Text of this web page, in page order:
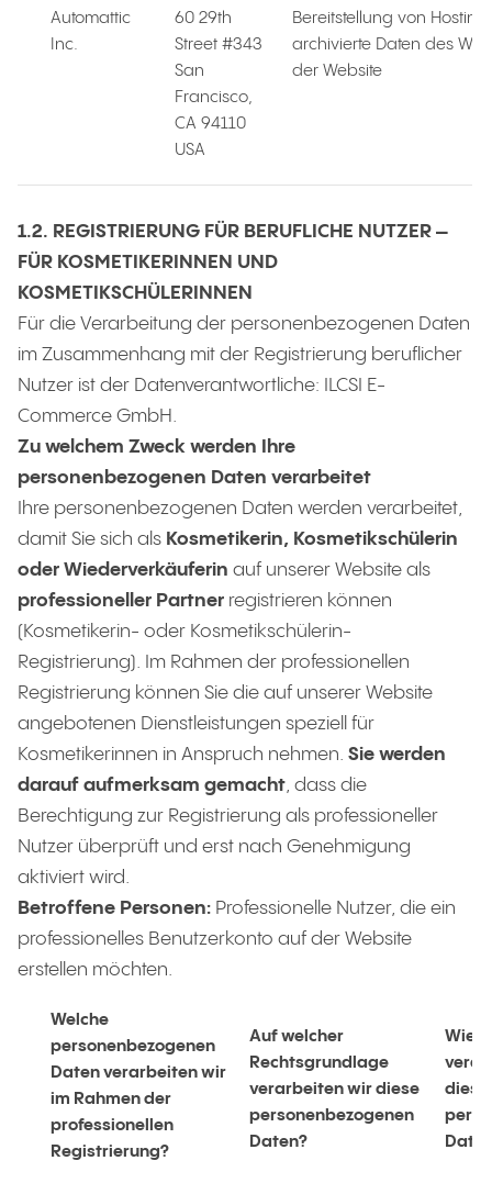
Automattic
Inc.
60 29th
Street #343
San
Francisco,
CA 94110
USA
Bereitstellung von
archivierte Daten des
der Website
1.2. REGISTRIERUNG FÜR BERUFLICHE NUTZER –
FÜR KOSMETIKERINNEN UND
KOSMETIKSCHÜLERINNEN
Für die Verarbeitung der personenbezogenen Daten
im Zusammenhang mit der Registrierung beruflicher
Nutzer ist der Datenverantwortliche: ILCSI E-
Commerce GmbH.
Zu welchem Zweck werden Ihre
personenbezogenen Daten verarbeitet
Ihre personenbezogenen Daten werden verarbeitet,
damit Sie sich als Kosmetikerin, Kosmetikschülerin
oder Wiederverkäuferin auf unserer Website als
professioneller Partner registrieren können
(Kosmetikerin- oder Kosmetikschülerin-
Registrierung). Im Rahmen der professionellen
Registrierung können Sie die auf unserer Website
angebotenen Dienstleistungen speziell für
Kosmetikerinnen in Anspruch nehmen. Sie werden
darauf aufmerksam gemacht, dass die
Berechtigung zur Registrierung als professioneller
Nutzer überprüft und erst nach Genehmigung
aktiviert wird.
Betroffene Personen: Professionelle Nutzer, die ein
professionelles Benutzerkonto auf der Website
erstellen möchten.
Welche
personenbezogenen
Daten verarbeiten wir
im Rahmen der
professionellen
Registrierung?
Auf welcher
Rechtsgrundlage
verarbeiten wir diese
personenbezogenen
Daten?
Wie
diese